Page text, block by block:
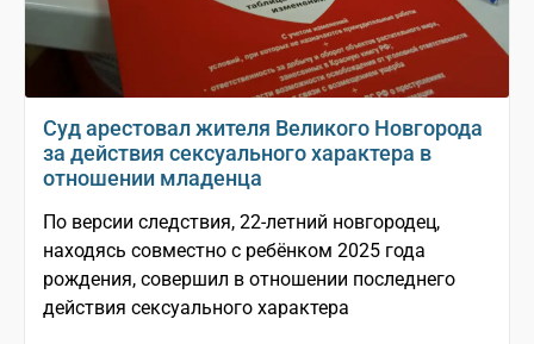
Суд арестовал жителя Великого Новгорода
за действия сексуального характера в
отношении младенца
По версии следствия, 22-летний новгородец,
находясь совместно с ребёнком 2025 года
рождения, совершил в отношении последнего
действия сексуального характера